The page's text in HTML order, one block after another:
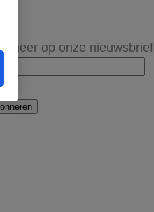
op onze nieuwsbrief